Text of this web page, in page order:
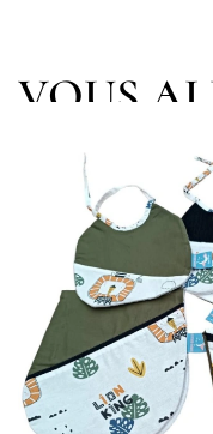
VOUS